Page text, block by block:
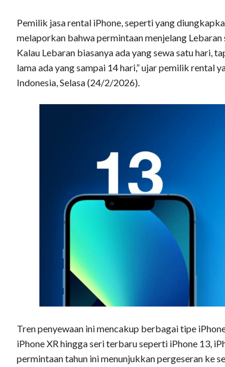
Pemilik jasa rental iPhone, seperti yang
melaporkan bahwa permintaan menjelang
Kalau Lebaran biasanya ada yang sewa satu hari,
lama ada yang sampai 14 hari,” ujar pemilik rental
Indonesia, Selasa (24/2/2026).
Tren penyewaan ini mencakup berbagai tipe
iPhone XR hingga seri terbaru seperti iPhone 13,
permintaan tahun ini menunjukkan pergeseran ke